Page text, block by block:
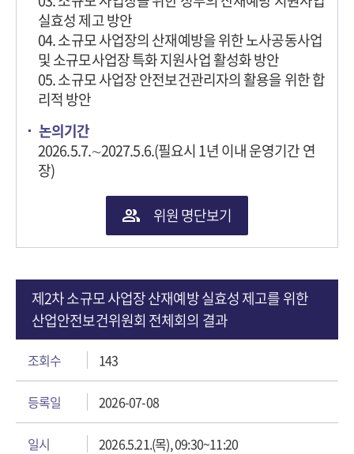
실효성 제고 방안
04. 소규모 사업장의 산재예방을 위한 노사공동사업
및 소규모사업장 특화 지원사업 활성화 방안
05. 소규모 사업장 안전보건관리자의 활용을 위한 합
리적 방안
논의기간
2026.5.7.∼2027.5.6.(필요시 1년 이내 운영기간 연
장)
위원 명단보기
제2차 소규모 사업장 산재예방 실효성 제고를 위한
산업안전보건위원회 전체회의 결과
조회수 143
등록일 2026-07-08
일시 2026.5.21.(목), 09:30~11:20